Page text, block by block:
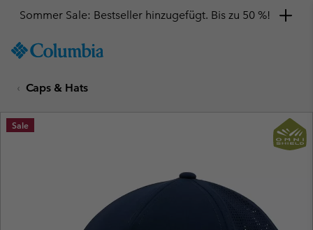
TO
SKIP
MAIN
NAV
Sommer Sale: Bestseller hinzugefügt. Bis zu 50 %!
Caps & Hats
Sale